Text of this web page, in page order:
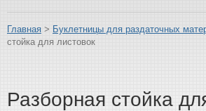
Главная > Буклетницы для раздаточных
стойка для листовок
Разборная стойка